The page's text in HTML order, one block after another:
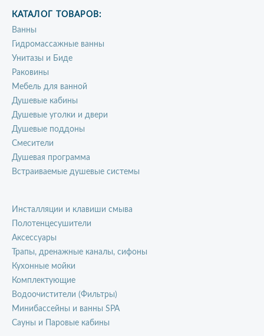
КАТАЛОГ ТОВАРОВ:
Ванны
Гидромассажные ванны
Унитазы и Биде
Раковины
Мебель для ванной
Душевые кабины
Душевые уголки и двери
Душевые поддоны
Смесители
Душевая программа
Встраиваемые душевые системы
Инсталляции и клавиши смыва
Полотенцесушители
Аксессуары
Трапы, дренажные каналы, сифоны
Кухонные мойки
Комплектующие
Водоочистители (Фильтры)
Минибассейны и ванны SPA
Сауны и Паровые кабины